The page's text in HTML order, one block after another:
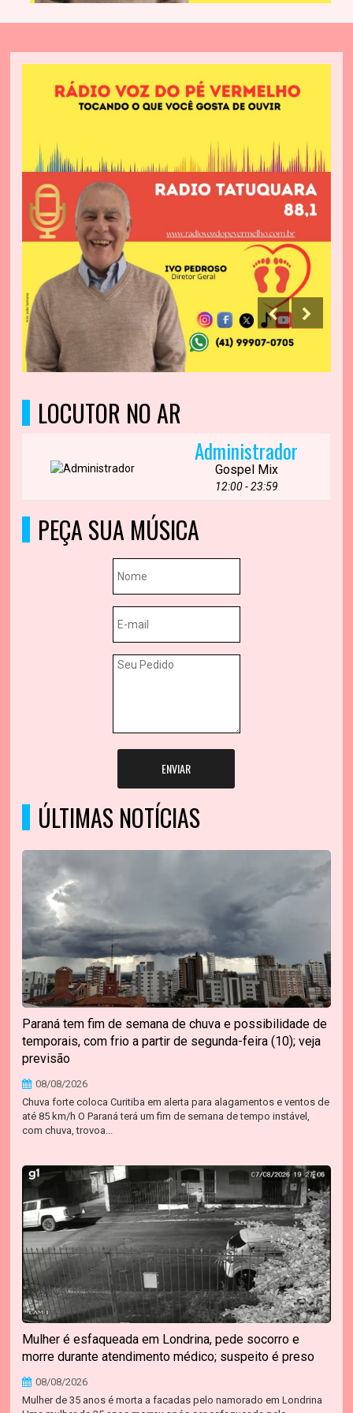
LOCUTOR NO AR
Administrador
Gospel Mix
12:00 - 23:59
PEÇA SUA MÚSICA
ENVIAR
ÚLTIMAS NOTÍCIAS
Paraná tem fim de semana de chuva e possibilidade de
temporais, com frio a partir de segunda-feira (10); veja
previsão
08/08/2026
Chuva forte coloca Curitiba em alerta para alagamentos e ventos de
até 85 km/h O Paraná terá um fim de semana de tempo instável,
com chuva, trovoa...
Mulher é esfaqueada em Londrina, pede socorro e
morre durante atendimento médico; suspeito é preso
08/08/2026
Mulher de 35 anos é morta a facadas pelo namorado em Londrina